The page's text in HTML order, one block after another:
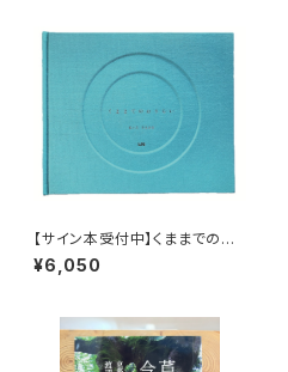
【サイン本受付中】くままでのお
さらい〈特装新版〉
¥6,050